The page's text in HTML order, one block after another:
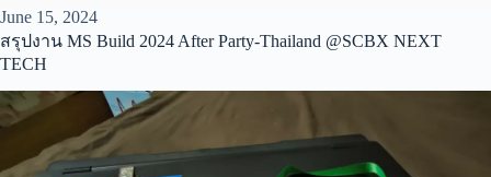
June 15, 2024
สรุปงาน MS Build 2024 After Party-Thailand @SCBX NEXT
TECH